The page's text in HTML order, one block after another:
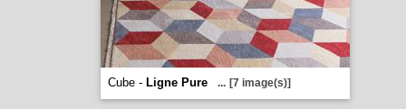
Cube - Ligne Pure ... [7 image(s)]